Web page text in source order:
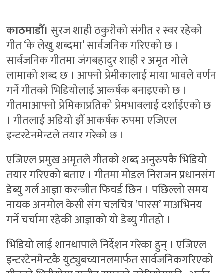
काठमाडौँ। सुरज शाही ठकुरीको संगीत र स्वर रहेको
गीत ‘के लेखु शब्दमा’ सार्वजनिक गरिएको छ ।
सार्वजनिक गीतमा जंगबहादुर शाही र अमृत गोले
लामाको शब्द छ । आफ्नो प्रेमीकालाई माया भावले वर्णन
गर्ने गीतको भिडियोलाई आकर्षक बनाइएको छ ।
गीतमाआफ्नो प्रेमिकाप्रतिको प्रेमभावलाई दर्शाईएको छ
। गीतलाई अडियो झैँ आकर्षक रुपमा एजिएल
इन्टरटेनमेन्टले तयार गरेको छ ।
एजिएल प्रमुख अमृतले गीतको शब्द अनुरुपकै भिडियो
तयार गरिएको बताए । गीतमा मोडल निराजन प्रधानसंग
डेब्यु गर्ल आज्ञा करन्जीत फिचर्ड छिन । पछिल्लो समय
नायक अनमोल केसी संग चलचित्र ’पारस’ माअभिनय
गर्ने चर्चामा रहेकी आज्ञाको यो डेब्यु गीतहो ।
भिडियो लाई शानथापाले निर्देशन गरेका हुन् । एजिएल
इन्टरटेनमेन्टकै युट्युबच्यानलमार्फत सार्वजनिकगरिएको